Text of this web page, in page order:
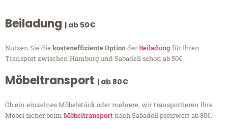
Beiladung | ab 50€
Nutzen Sie diekosteneffiziente OptionderBeiladungfür Ihren
Transport zwischen Hamburg und Sabadell schon ab 50€.
Möbeltransport | ab 80€
Ob ein einzelnes Möbelstück oder mehrere, wir transportieren Ihre
Möbel sicher beim Möbeltransportnach Sabadell preiswert ab 80€.